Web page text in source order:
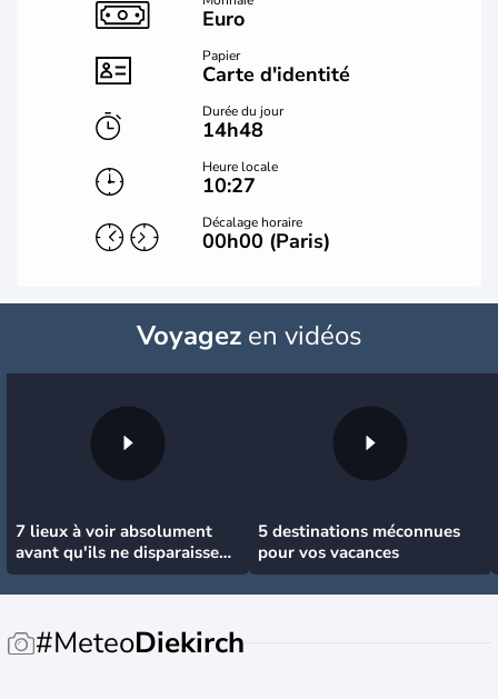
Euro
Papier
Carte d'identité
Durée du jour
14h48
Heure locale
10:27
Décalage horaire
00h00 (Paris)
Voyagezen vidéos
7 lieux à voir absolument
avant qu'ils ne disparaissent
!
5 destinations méconnues
pour vos vacances
#MeteoDiekirch